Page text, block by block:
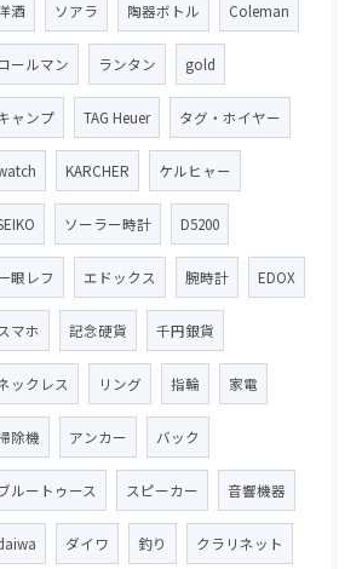
酒 ソアラ 陶器ボトル Coleman
コールマン ランタン gold
ャンプ TAG Heuer タグ・ホイヤー
KARCHER ケルヒャー
ソーラー時計 D5200
眼レフ エドックス 腕時計 EDOX
スマホ 記念硬貨 千円銀貨
ックレス リング 指輪 家電
除機 アンカー バック
ルートゥース スピーカー 音響機器
ダイワ 釣り クラリネット